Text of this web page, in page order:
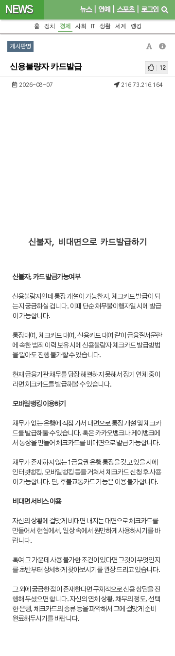
NEWS 뉴스 연예 스포츠 로그인
홈 정치 경제 사회 IT 생활 세계 랭킹
게시판명
신용불량자 카드발급 12
2026-08-07 216.73.216.164
신불자, 비대면으로 카드발급하기
신불자, 카드 발급가능여부
신용불량자인데 통장 개설이 가능한지, 체크카드 발급이 되
는지 궁금하실 겁니다. 이때 단순 채무불이행자일 시에 발급
이 가능합니다.
통장대여, 체크카드 대여, 신용카드 대여 같이 금융질서문란
에 속한 범죄 이력 보유 시에 신용불량자 체크카드 발급방법
을 알아도 진행 불가할 수 있습니다.
현재 금융기관 채무를 당장 해결하지 못해서 장기 연체 중이
라면 체크카드를 발급해볼 수 있습니다.
모바일뱅킹 이용하기
채무가 없는 은행에 직접 가서 대면으로 통장 개설 및 체크카
드를 발급해둘 수 있습니다. 혹은 카카오뱅크나 케이뱅크에
서 통장을 만들어 체크카드를 비대면으로 발급 가능합니다.
채무가 존재하지 않는 1금융권 은행 통장을 갖고 있을 시에
인터넷뱅킹, 모바일뱅킹 등을 거쳐서 체크카드 신청 후 사용
이 가능합니다. 단, 후불교통카드 기능은 이용 불가합니다.
비대면 서비스 이용
자신의 상황에 걸맞게 비대면 내지는 대면으로 체크카드를
만들어서 현실에서, 일상 속에서 원만하게 사용하시기를 바
랍니다.
혹여 그 가운데 사용 불가한 조건이 있다면 그것이 무엇인지
를 초반부터 상세하게 찾아보시기를 권장 드리고 있습니다.
그 외에 궁금한 점이 존재한다면 구체적으로 신용 상담을 진
행해 두셨으면 합니다. 자신의 연체 상황, 채무의 정도, 선택
한 은행, 체크카드의 종류 등을 파악해서 그에 걸맞게 준비
완료해두시기를 바랍니다.